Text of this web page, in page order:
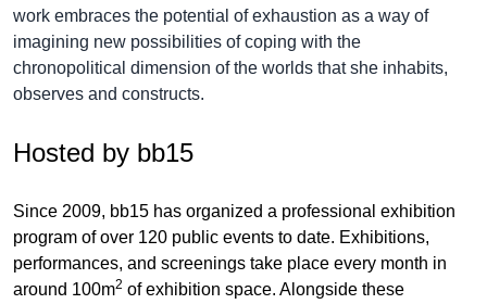
work embraces the potential of exhaustion as a way of
imagining new possibilities of coping with the
chronopolitical dimension of the worlds that she inhabits,
observes and constructs.
Hosted by bb15
Since 2009, bb15 has organized a professional exhibition
program of over 120 public events to date. Exhibitions,
performances, and screenings take place every month in
around 100m2 of exhibition space. Alongside these